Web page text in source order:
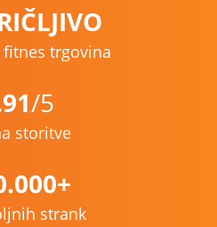
fitnes trgovina
/5
storitve
strank